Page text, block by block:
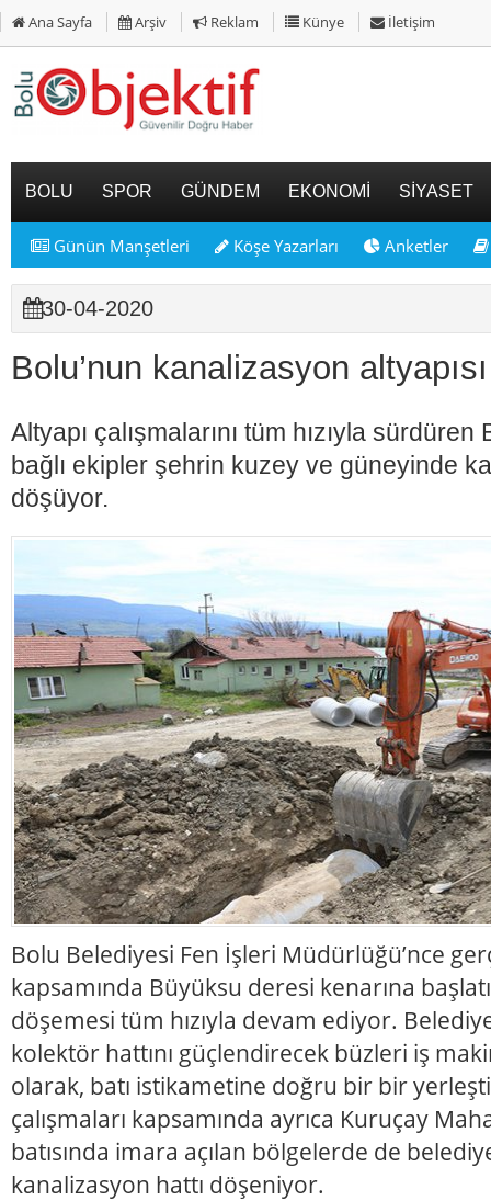
Ana Sayfa Arşiv Reklam Künye İletişim
BOLU SPOR GÜNDEM EKONOMİ SİYASET
Günün Manşetleri Köşe Yazarları Anketler
30-04-2020
Bolu’nun kanalizasyon
Altyapı çalışmalarını tüm hızıyla
bağlı ekipler şehrin kuzey ve güneyinde
döşüyor.
Bolu Belediyesi Fen İşleri Müdürlüğü’nce
kapsamında Büyüksu deresi kenarına
döşemesi tüm hızıyla devam ediyor.
kolektör hattını güçlendirecek büzleri iş
olarak, batı istikametine doğru bir bir
çalışmaları kapsamında ayrıca Kuruçay
batısında imara açılan bölgelerde de
kanalizasyon hattı döşeniyor.